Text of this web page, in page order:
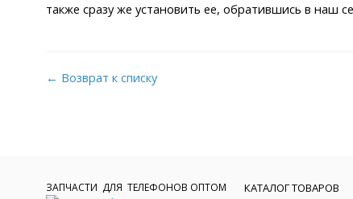
также сразу же установить ее, обратившись в наш
← Возврат к списку
ЗАПЧАСТИ ДЛЯ ТЕЛЕФОНОВ ОПТОМ
КАТАЛОГ ТОВАРОВ